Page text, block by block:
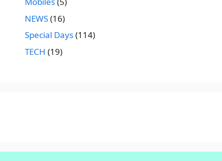
NEWS(16)
Special Days(114)
TECH (19)